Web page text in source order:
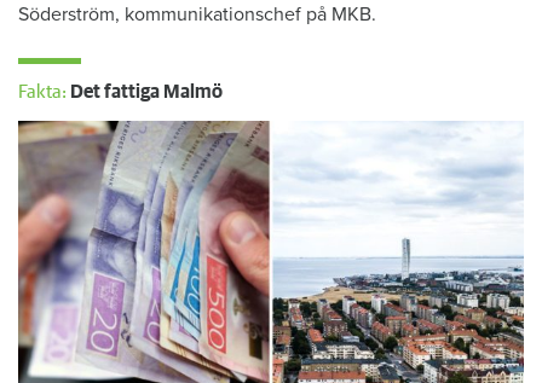
Söderström, kommunikationschef på MKB.
Fakta: Det fattiga Malmö